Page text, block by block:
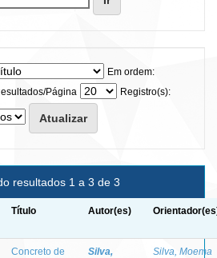
Em ordem:
Página
Registro(s):
resultados 1 a 3 de 3
Título Autor(es)
Concreto de
Silva,
Silva, Moema